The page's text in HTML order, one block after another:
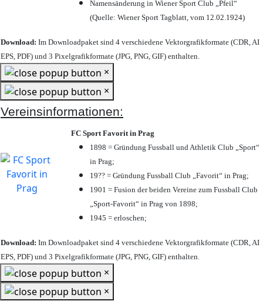
Namensänderung in Wiener Sport Club „Pfeil“
(Quelle: Wiener Sport Tagblatt, vom 12.02.1924)
Download: Im Downloadpaket sind 4 verschiedene Vektorgrafikformate (CDR, AI
EPS, PDF) und 3 Pixelgrafikformate (JPG, PNG, GIF) enthalten.
×
×
Vereinsinformationen:
FC Sport Favorit in Prag
1898 = Gründung Fussball und Athletik Club „Sport“
in Prag;
19?? = Gründung Fussball Club „Favorit“ in Prag;
1901 = Fusion der beiden Vereine zum Fussball Club
„Sport-Favorit“ in Prag von 1898;
1945 = erloschen;
Download: Im Downloadpaket sind 4 verschiedene Vektorgrafikformate (CDR, AI
EPS, PDF) und 3 Pixelgrafikformate (JPG, PNG, GIF) enthalten.
×
×